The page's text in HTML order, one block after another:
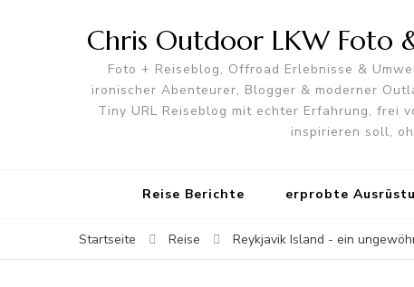
Chris Outdoor LKW Foto
Foto + Reiseblog, Offroad Erlebnisse &
ironischer Abenteurer, Blogger & moderner
Tiny URL Reiseblog mit echter Erfahrung, frei
inspirieren soll,
Reise Berichte erprobte
Startseite Reise Reykjavik Island - ein